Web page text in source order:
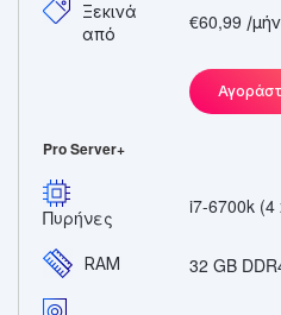
Ξεκινά
από
€60,99 /
Pro Server+
Πυρήνες i7-6700k (4
RAM 32 GB